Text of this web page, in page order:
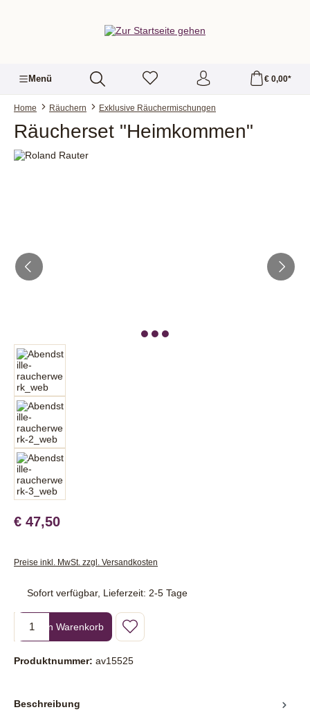
Menü € 0,00*
Home Räuchern Exklusive Räuchermischungen
Räucherset "Heimkommen"
€ 47,50
Preise inkl. MwSt. zzgl. Versandkosten
Sofort verfügbar, Lieferzeit: 2-5 Tage
Produkt Anzahl: Gib den gewünschten Wert ein oder benutze die
In den Warenkorb
Produktnummer: av15525
Beschreibung